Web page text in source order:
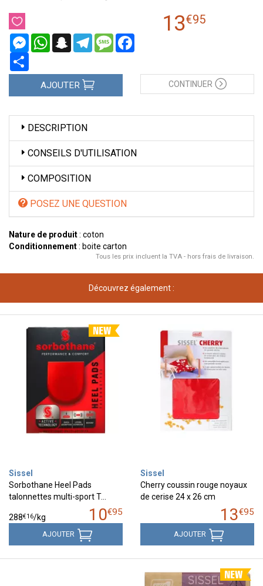
MessengerWhatsAppSnapchatTelegramMessage
13€95
AJOUTER CONTINUER
DESCRIPTION
CONSEILS D'UTILISATION
COMPOSITION
POSEZ UNE QUESTION
Nature de produit: coton
Conditionnement: boite carton
Tous les prix incluent la TVA - hors frais de livraison.
Découvrez également :
Sissel
Sorbothane Heel Pads
talonnettes multi-sport T…
10€95
288€16/kg
AJOUTER
Sissel
Cherry coussin rouge noyaux
de cerise 24 x 26 cm
13€95
AJOUTER